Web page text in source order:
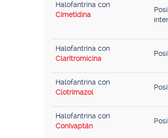
Halofantrina con
Cimetidina
Halofantrina con
Claritromicina
Halofantrina con
Clotrimazol
Halofantrina con
Conivaptán